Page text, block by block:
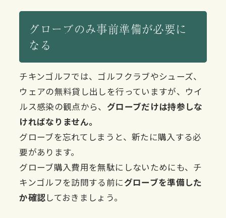
グローブのみ事前準備が必要に
なる
チキンゴルフでは、ゴルフクラブやシューズ、
ウェアの無料貸し出しを行っていますが、ウイ
ルス感染の観点から、 グローブだけは持参しな
ければなりません。
グローブを忘れてしまうと、新たに購入する必
要があります。
グローブ購入費用を無駄にしないためにも、チ
キンゴルフを訪問する前にグローブを準備した
か確認しておきましょう。